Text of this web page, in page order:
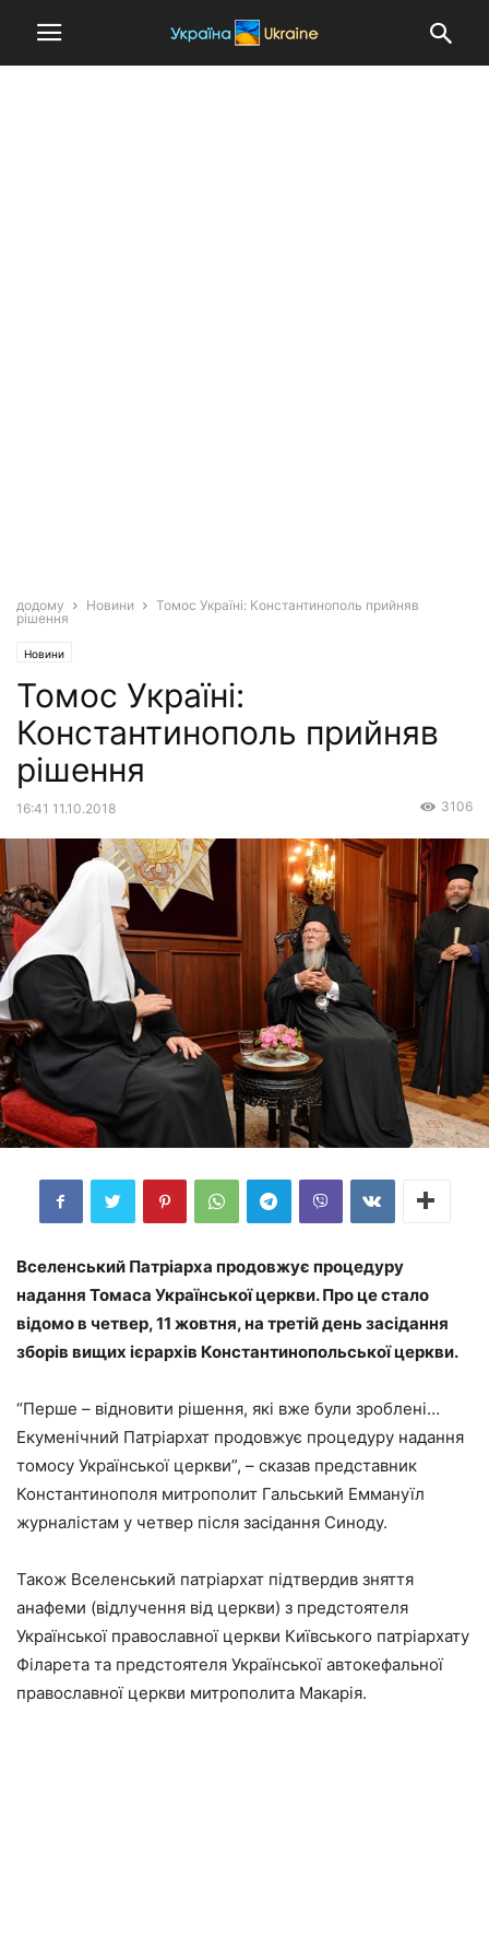
додому Новини
Томос Україні: Константинополь прийняв
рішення
Новини
Томос Україні:
Константинополь прийняв
рішення
16:41 11.10.2018 3106
Вселенський Патріарха продовжує процедуру
надання Томаса Української церкви. Про це стало
відомо в четвер, 11 жовтня, на третій день засідання
зборів вищих ієрархів Константинопольської церкви.
“Перше – відновити рішення, які вже були зроблені…
Екуменічний Патріархат продовжує процедуру надання
томосу Української церкви”, – сказав представник
Константинополя митрополит Гальський Еммануїл
журналістам у четвер після засідання Синоду.
Також Вселенський патріархат підтвердив зняття
анафеми (відлучення від церкви) з предстоятеля
Української православної церкви Київського патріархату
Філарета та предстоятеля Української автокефальної
православної церкви митрополита Макарія.